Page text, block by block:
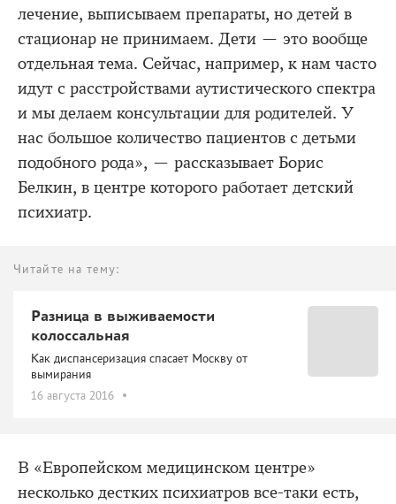
лечение, выписываем препараты, но детей в
стационар не принимаем. Дети — это вообще
отдельная тема. Сейчас, например, к нам часто
идут с расстройствами аутистического спектра
и мы делаем консультации для родителей. У
нас большое количество пациентов с детьми
подобного рода», — рассказывает Борис
Белкин, в центре которого работает детский
психиатр.
Читайте на тему:
Разница в выживаемости
колоссальная
Как диспансеризация спасает Москву от
вымирания
16 августа 2016
В «Европейском медицинском центре»
несколько дестких психиатров все-таки есть,